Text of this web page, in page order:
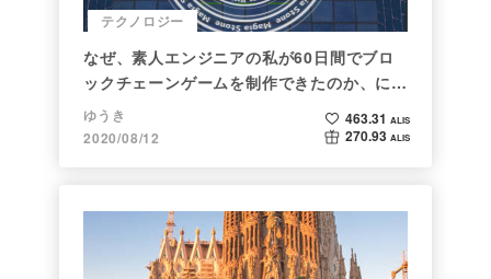
テクノロジー
なぜ、素人エンジニアの私が60日間でブロ
ックチェーンゲームを制作できたのか、につ
いて語ってみた
ゆうき
2020/08/12
463.31 ALIS
270.93 ALIS